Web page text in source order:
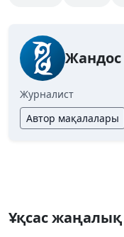
Жандос
Журналист
Автор мақалалары
Ұқсас жаңалық